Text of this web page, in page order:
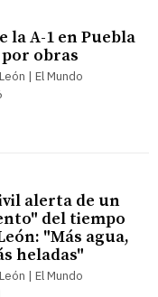
la A-1 en Puebla
obras
| El Mundo
alerta de un
del tiempo
"Más agua,
heladas"
| El Mundo